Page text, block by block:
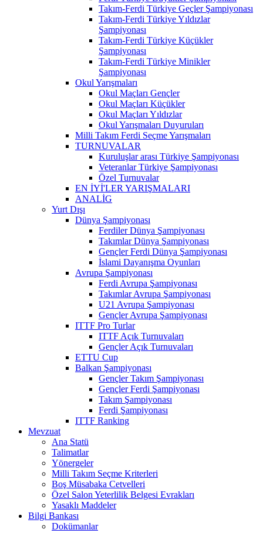
Takım-Ferdi Türkiye Geçler Şampiyonası
Takım-Ferdi Türkiye Yıldızlar
Şampiyonası
Takım-Ferdi Türkiye Küçükler
Şampiyonası
Takım-Ferdi Türkiye Minikler
Şampiyonası
Okul Yarışmaları
Okul Maçları Gençler
Okul Maçları Küçükler
Okul Maçları Yıldızlar
Okul Yarışmaları Duyuruları
Milli Takım Ferdi Seçme Yarışmaları
TURNUVALAR
Kuruluşlar arası Türkiye Şampiyonası
Veteranlar Türkiye Şampiyonası
Özel Turnuvalar
EN İYİ'LER YARIŞMALARI
ANALİG
Yurt Dışı
Dünya Şampiyonası
Ferdiler Dünya Şampiyonası
Takımlar Dünya Şampiyonası
Gençler Ferdi Dünya Şampiyonası
İslami Dayanışma Oyunları
Avrupa Şampiyonası
Ferdi Avrupa Şampiyonası
Takımlar Avrupa Şampiyonası
U21 Avrupa Şampiyonası
Gençler Avrupa Şampiyonası
ITTF Pro Turlar
ITTF Açık Turnuvaları
Gençler Açık Turnuvaları
ETTU Cup
Balkan Şampiyonası
Gençler Takım Şampiyonası
Gençler Ferdi Şampiyonası
Takım Şampiyonası
Ferdi Şampiyonası
ITTF Ranking
Mevzuat
Ana Statü
Talimatlar
Yönergeler
Milli Takım Seçme Kriterleri
Boş Müsabaka Cetvelleri
Özel Salon Yeterlilik Belgesi Evrakları
Yasaklı Maddeler
Bilgi Bankası
Dokümanlar